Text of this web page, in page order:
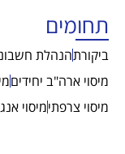
תחומים
ביקורתהנהלת
מיסוי ארה"ב יחידים
מיסוי צרפתימיסוי